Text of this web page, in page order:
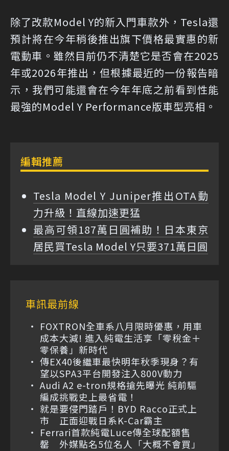
除了改款Model Y的新入門車款外，Tesla還
預計將在今年稍後推出旗下價格最實惠的新
電動車。雖然目前仍不清楚它是否會在2025
年或2026年推出，但根據最近的一份報告暗
示，我們可能還會在今年年底之前看到性能
最強的Model Y Performance版車型亮相。
編輯推薦
Tesla Model Y Juniper推出OTA動
力升級！直線加速更猛
最高可領187萬日圓補助！日本東京
居民買Tesla Model Y只要371萬日圓
車訊最前線
FOXTRON全車系八月限時優惠，用車
成本大減! 進入純電生活享「零稅金＋
零保養」新時代
傳EX40後繼車最快明年秋季現身？有
望以SPA3平台開發注入800V動力
Audi A2 e-tron規格搶先曝光 純前驅
編成挑戰史上最省電！
就是要侵門踏戶！BYD Racco正式上
市 正面迎戰日系K-Car霸主
Ferrari首款純電Luce傳全球配額售
罄 外媒點名5位名人「大概不會買」